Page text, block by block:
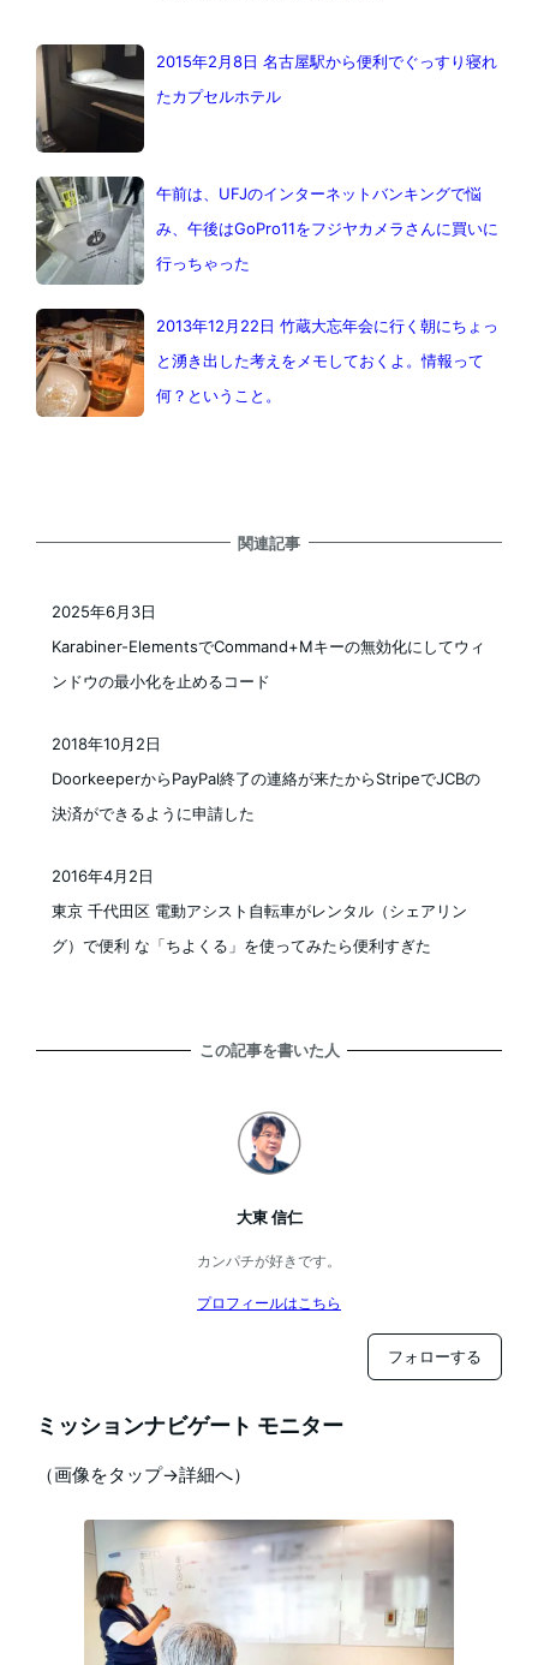
2015年2月8日 名古屋駅から便利でぐっすり寝れ
たカプセルホテル
午前は、UFJのインターネットバンキングで悩
み、午後はGoPro11をフジヤカメラさんに買いに
行っちゃった
2013年12月22日 竹蔵大忘年会に行く朝にちょっ
と湧き出した考えをメモしておくよ。情報って
何？ということ。
関連記事
Karabiner-ElementsでCommand+Mキーの無効化にしてウィ
ンドウの最小化を止めるコード
2025年6月3日
DoorkeeperからPayPal終了の連絡が来たからStripeでJCBの
決済ができるように申請した
2018年10月2日
東京 千代田区 電動アシスト自転車がレンタル（シェアリン
グ）で便利 な「ちよくる」を使ってみたら便利すぎた
投稿日
2016年4月2日
この記事を書いた人
大東 信仁
カンパチが好きです。
プロフィールはこちら
フォローする
ミッションナビゲート モニター
（画像をタップ→詳細へ）